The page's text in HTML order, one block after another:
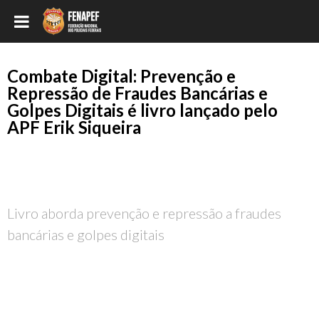
Combate Digital: Prevenção e
Repressão de Fraudes Bancárias e
Golpes Digitais é livro lançado pelo
APF Erik Siqueira
Livro aborda prevenção e repressão a fraudes
bancárias e golpes digitais